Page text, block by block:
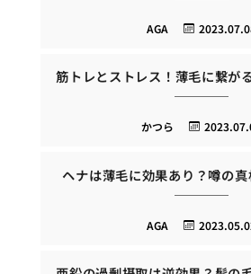
AGA
筋トレとストレス！薄毛に繋が
かつら
ヘナは薄毛に効果あり？噂の
AGA